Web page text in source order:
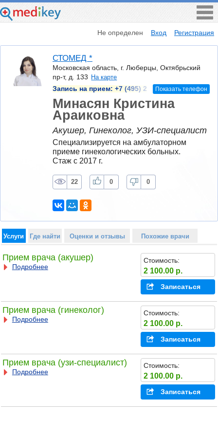
Не определен Вход Регистрация
СТОМЕД *
Московская область, г. Люберцы, Октябрьский
пр-т, д. 133 На карте
Запись на прием: +7 (495) 2 Показать телефон
Минасян Кристина
Араиковна
Акушер, Гинеколог, УЗИ-специалист
Специализируется на амбулаторном
приеме гинекологических больных.
Стаж с 2017 г.
22 0 0
Услуги Где найти Оценки и отзывы Похожие врачи
Прием врача (акушер)
Подробнее
Стоимость:
2 100.00 р.
Записаться
Прием врача (гинеколог)
Подробнее
Стоимость:
2 100.00 р.
Записаться
Прием врача (узи-специалист)
Подробнее
Стоимость:
2 100.00 р.
Записаться